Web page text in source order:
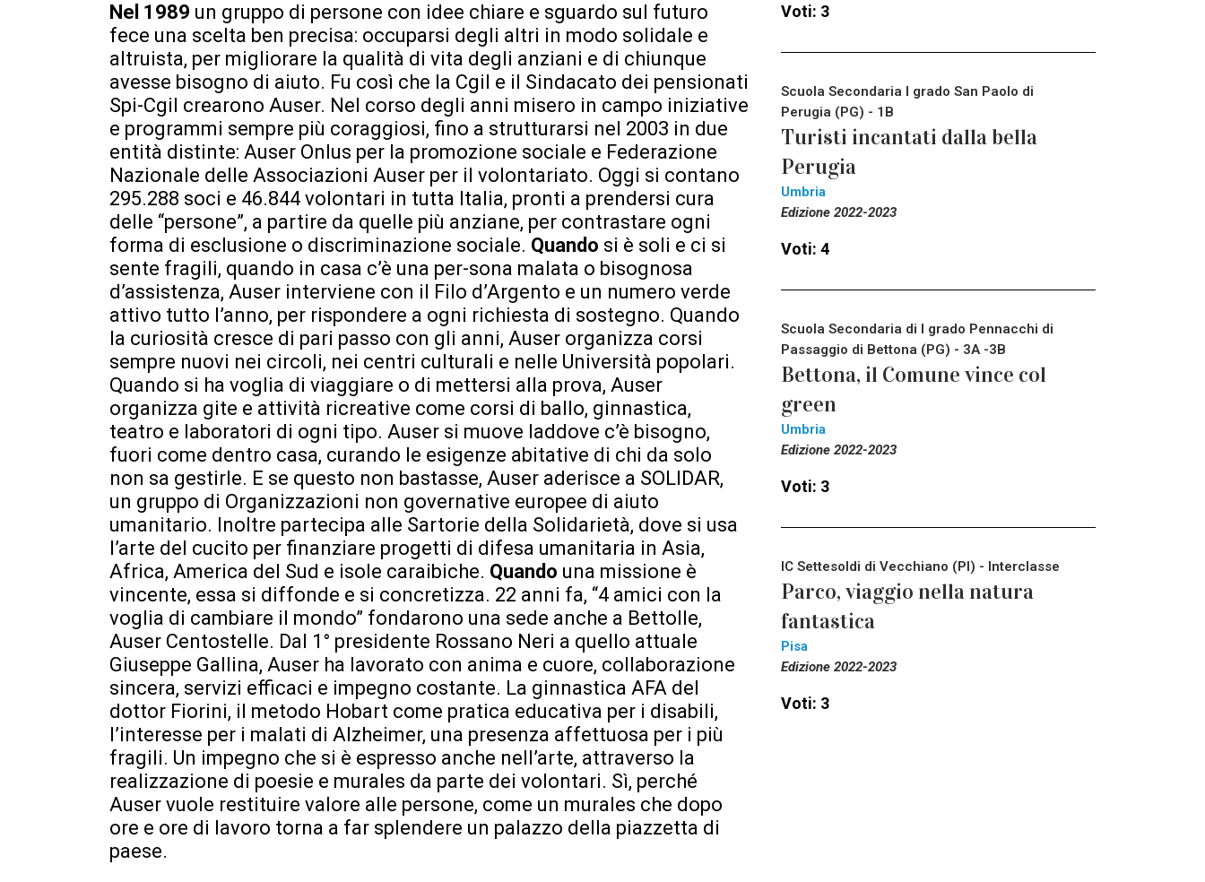
Nel 1989 un gruppo di persone con idee chiare e sguardo sul futuro
fece una scelta ben precisa: occuparsi degli altri in modo solidale e
altruista, per migliorare la qualità di vita degli anziani e di chiunque
avesse bisogno di aiuto. Fu così che la Cgil e il Sindacato dei pensionati
Spi-Cgil crearono Auser. Nel corso degli anni misero in campo iniziative
e programmi sempre più coraggiosi, fino a strutturarsi nel 2003 in due
entità distinte: Auser Onlus per la promozione sociale e Federazione
Nazionale delle Associazioni Auser per il volontariato. Oggi si contano
295.288 soci e 46.844 volontari in tutta Italia, pronti a prendersi cura
delle “persone”, a partire da quelle più anziane, per contrastare ogni
forma di esclusione o discriminazione sociale. Quando si è soli e ci si
sente fragili, quando in casa c’è una per-sona malata o bisognosa
d’assistenza, Auser interviene con il Filo d’Argento e un numero verde
attivo tutto l’anno, per rispondere a ogni richiesta di sostegno. Quando
la curiosità cresce di pari passo con gli anni, Auser organizza corsi
sempre nuovi nei circoli, nei centri culturali e nelle Università popolari.
Quando si ha voglia di viaggiare o di mettersi alla prova, Auser
organizza gite e attività ricreative come corsi di ballo, ginnastica,
teatro e laboratori di ogni tipo. Auser si muove laddove c’è bisogno,
fuori come dentro casa, curando le esigenze abitative di chi da solo
non sa gestirle. E se questo non bastasse, Auser aderisce a SOLIDAR,
un gruppo di Organizzazioni non governative europee di aiuto
umanitario. Inoltre partecipa alle Sartorie della Solidarietà, dove si usa
l’arte del cucito per finanziare progetti di difesa umanitaria in Asia,
Africa, America del Sud e isole caraibiche. Quando una missione è
vincente, essa si diffonde e si concretizza. 22 anni fa, “4 amici con la
voglia di cambiare il mondo” fondarono una sede anche a Bettolle,
Auser Centostelle. Dal 1° presidente Rossano Neri a quello attuale
Giuseppe Gallina, Auser ha lavorato con anima e cuore, collaborazione
sincera, servizi efficaci e impegno costante. La ginnastica AFA del
dottor Fiorini, il metodo Hobart come pratica educativa per i disabili,
l’interesse per i malati di Alzheimer, una presenza affettuosa per i più
fragili. Un impegno che si è espresso anche nell’arte, attraverso la
realizzazione di poesie e murales da parte dei volontari. Sì, perché
Auser vuole restituire valore alle persone, come un murales che dopo
ore e ore di lavoro torna a far splendere un palazzo della piazzetta di
paese.
Voti: 3
Scuola Secondaria I grado San Paolo di
Perugia (PG) - 1B
Turisti incantati dalla bella
Perugia
Umbria
Edizione 2022-2023
Voti: 4
Scuola Secondaria di I grado Pennacchi di
Passaggio di Bettona (PG) - 3A -3B
Bettona, il Comune vince col
green
Umbria
Edizione 2022-2023
Voti: 3
IC Settesoldi di Vecchiano (PI) - Interclasse
Parco, viaggio nella natura
fantastica
Pisa
Edizione 2022-2023
Voti: 3